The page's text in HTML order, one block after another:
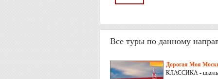
Все туры по данному
Дорогая Моя
КЛАССИКА -